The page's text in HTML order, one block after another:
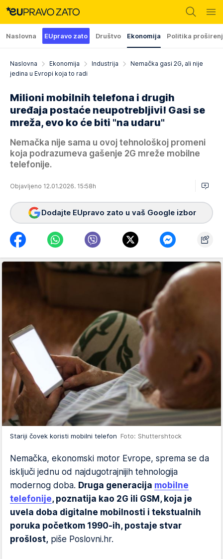
Naslovna EUpravo zato Društvo Ekonomija Politika
Naslovna Ekonomija Industrija
Nemačka gasi 2G, ali nije
jedina u Evropi koja to radi
Milioni mobilnih telefona i drugih
uređaja postaće neupotrebljivi! Gasi se
mreža, evo ko će biti "na udaru"
Nemačka nije sama u ovoj tehnološkoj promeni
koja podrazumeva gašenje 2G mreže mobilne
telefonije.
Objavljeno 12.01.2026. 15:58h
Dodajte EUpravo zato u vaš Google izbor
Stariji čovek koristi mobilni telefon Foto: Shuttershtock
Nemačka, ekonomski motor Evrope, sprema se da
isključi jednu od najdugotrajnijih tehnologija
modernog doba. Druga generacija mobilne
telefonije, poznatija kao 2G ili GSM, koja je
uvela doba digitalne mobilnosti i tekstualnih
poruka početkom 1990-ih, postaje stvar
prošlost, piše Poslovni.hr.